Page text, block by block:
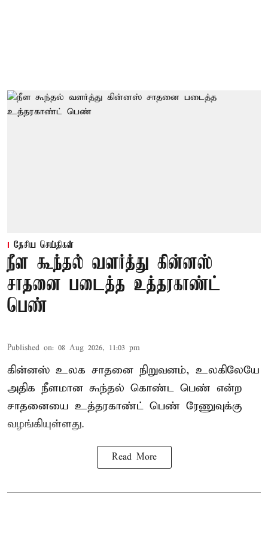
தேசிய செய்திகள்
நீள கூந்தல் வளர்த்து கின்னஸ்
சாதனை படைத்த உத்தரகாண்ட்
பெண்
Published on: 08 Aug 2026, 11:03 pm
கின்னஸ் உலக சாதனை நிறுவனம், உலகிலேயே
அதிக நீளமான கூந்தல் கொண்ட பெண் என்ற
சாதனையை உத்தரகாண்ட் பெண் ரேணுவுக்கு
வழங்கியுள்ளது.
Read More